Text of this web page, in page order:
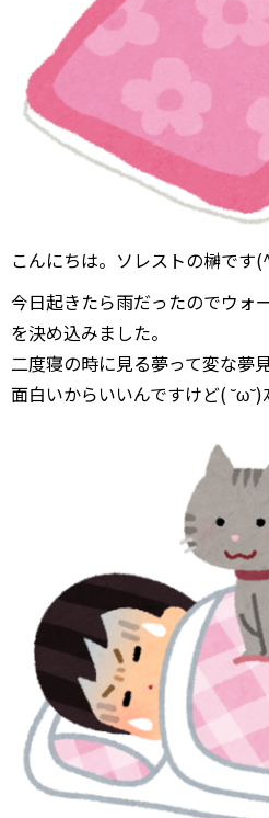
こんにちは。ソレストの榊です
今日起きたら雨だったのでウォ
を決め込みました。
二度寝の時に見る夢って変な夢
面白いからいいんですけど( ˘ω˘)